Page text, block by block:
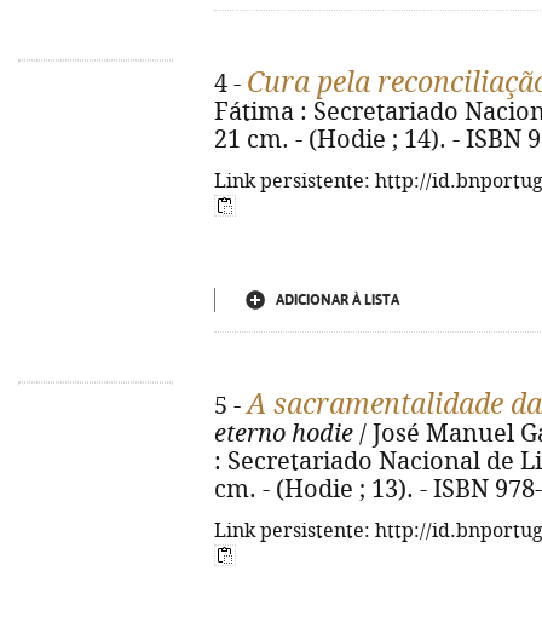
4 - Cura pela
Fátima : Secretariado
21 cm. - (Hodie ; 14). - ISBN
Link persistente: http://
ADICIONAR À LISTA
5 -A sacramentalidade
eterno hodie / José Manuel
: Secretariado Nacional de
cm. - (Hodie ; 13). - ISBN
Link persistente: http://